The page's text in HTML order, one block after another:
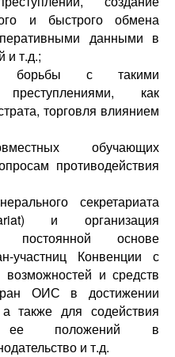
и быстрого обмена
данными в
и т.д.;
борьбы с такими
преступлениями, как
торговля влиянием
обучающих
противодействия
секретариата
и организация
основе
участниц Конвенции с
и средств
ОИС в достижении
также для содействия
ее положений в
и т.д.